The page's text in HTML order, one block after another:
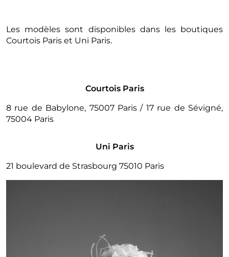
Les modèles sont disponibles dans les boutiques
Courtois Paris et Uni Paris.
Courtois Paris
8 rue de Babylone, 75007 Paris / 17 rue de Sévigné,
75004 Paris
Uni Paris
21 boulevard de Strasbourg 75010 Paris